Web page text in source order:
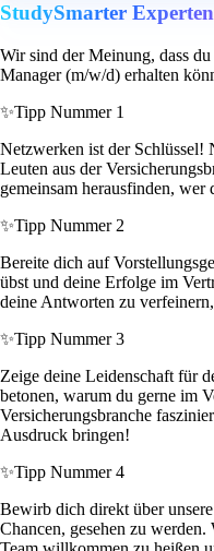
StudySmarter
Wir sind der Meinung, dass
Manager (m/w/d) erhalten
✨Tipp Nummer 1
Netzwerken ist der
Leuten aus der
gemeinsam herausfinden, wer
✨Tipp Nummer 2
Bereite dich auf
übst und deine Erfolge im
deine Antworten zu
✨Tipp Nummer 3
Zeige deine Leidenschaft für
betonen, warum du gerne im
Versicherungsbranche
Ausdruck bringen!
✨Tipp Nummer 4
Bewirb dich direkt über
Chancen, gesehen zu